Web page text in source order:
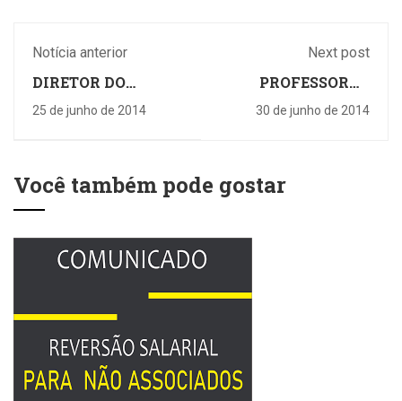
Notícia anterior
DIRETOR DO
ESCOLA DE
25 de junho de 2014
Next post
PROFESSORAS
DO MUNDO PARA
30 de junho de 2014
Você também pode gostar